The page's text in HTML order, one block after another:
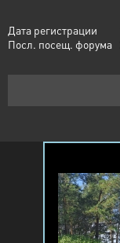
Дата регистрации
Посл. посещ. форума